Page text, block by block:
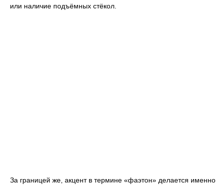
или наличие подъёмных стёкол.
За границей же, акцент в термине «фаэтон» делается именно